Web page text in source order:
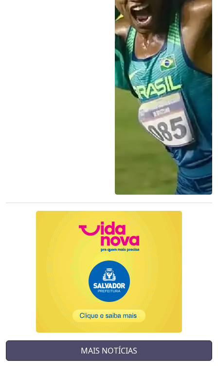
MAIS NOTÍCIAS